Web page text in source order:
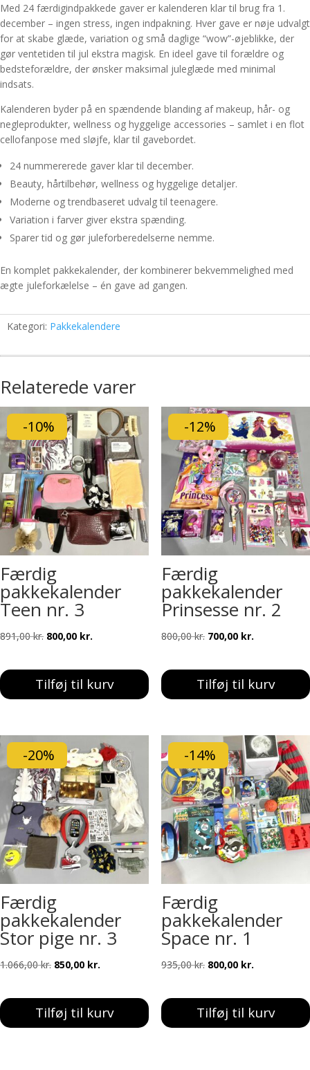
Med 24 færdigindpakkede gaver er kalenderen klar til brug fra 1.
december – ingen stress, ingen indpakning. Hver gave er nøje udvalgt
for at skabe glæde, variation og små daglige “wow”-øjeblikke, der
gør ventetiden til jul ekstra magisk. En ideel gave til forældre og
bedsteforældre, der ønsker maksimal juleglæde med minimal
indsats.
Kalenderen byder på en spændende blanding af makeup, hår- og
negleprodukter, wellness og hyggelige accessories – samlet i en flot
cellofanpose med sløjfe, klar til gavebordet.
24 nummererede gaver klar til december.
Beauty, hårtilbehør, wellness og hyggelige detaljer.
Moderne og trendbaseret udvalg til teenagere.
Variation i farver giver ekstra spænding.
Sparer tid og gør juleforberedelserne nemme.
En komplet pakkekalender, der kombinerer bekvemmelighed med
ægte juleforkælelse – én gave ad gangen.
Kategori: Pakkekalendere
Relaterede varer
-10%
Færdig
pakkekalender
Teen nr. 3
891,00kr. Den
pris
var:
800,00 kr.
pris
er:
Tilføj til kurv
-12%
Færdig
pakkekalender
Prinsesse nr. 2
800,00kr. Den
pris
var:
700,00 kr.
pris
er:
Tilføj til kurv
-20%
Færdig
pakkekalender
Stor pige nr. 3
1.066,00kr. Den
pris
var:
850,00 kr.
pris
er:
Tilføj til kurv
-14%
Færdig
pakkekalender
Space nr. 1
935,00kr. Den
pris
var:
800,00 kr.
pris
er:
Tilføj til kurv